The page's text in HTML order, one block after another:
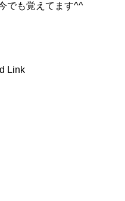
でも覚えてます^^
Link